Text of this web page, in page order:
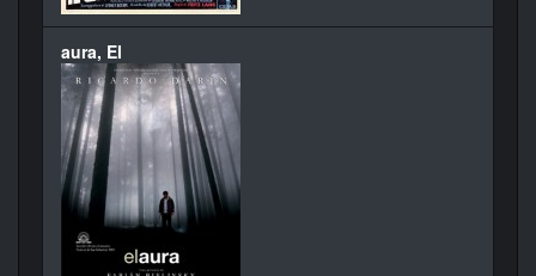
aura, El